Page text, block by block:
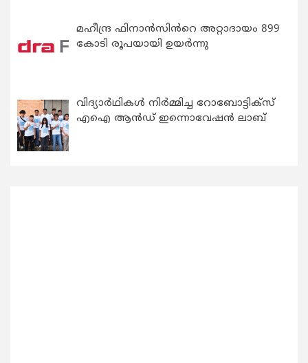
മഹീന്ദ്ര ഫിനാൻസിൻറെ അറ്റാദായം 899
കോടി രൂപയായി ഉയർന്നു
വിദ്യാര്‍ഥികള്‍ നിര്‍മ്മിച്ച റോബോട്ടിക്സ്
എഐ ആന്‍ഡ് ഇന്നൊവേഷന്‍ ലാബ്